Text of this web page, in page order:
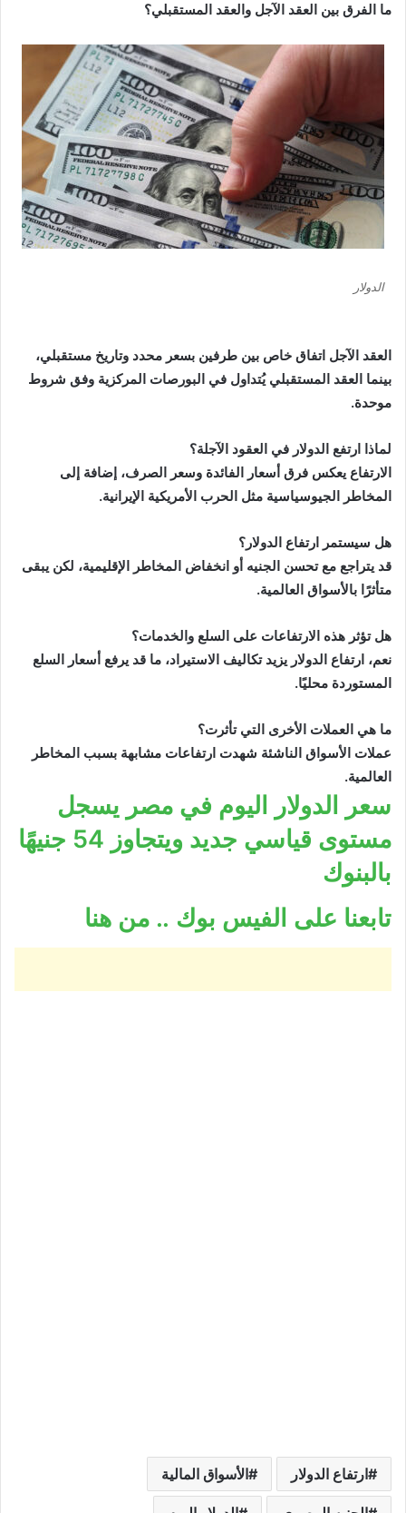
ما الفرق بين العقد الآجل والعقد المستقبلي؟
الدولار
العقد الآجل اتفاق خاص بين طرفين بسعر محدد وتاريخ مستقبلي،
بينما العقد المستقبلي يُتداول في البورصات المركزية وفق شروط
موحدة.
لماذا ارتفع الدولار في العقود الآجلة؟
الارتفاع يعكس فرق أسعار الفائدة وسعر الصرف، إضافة إلى
المخاطر الجيوسياسية مثل الحرب الأمريكية الإيرانية.
هل سيستمر ارتفاع الدولار؟
قد يتراجع مع تحسن الجنيه أو انخفاض المخاطر الإقليمية، لكن يبقى
متأثرًا بالأسواق العالمية.
هل تؤثر هذه الارتفاعات على السلع والخدمات؟
نعم، ارتفاع الدولار يزيد تكاليف الاستيراد، ما قد يرفع أسعار السلع
المستوردة محليًا.
ما هي العملات الأخرى التي تأثرت؟
عملات الأسواق الناشئة شهدت ارتفاعات مشابهة بسبب المخاطر
العالمية.
سعر الدولار اليوم في مصر يسجل
مستوى قياسي جديد ويتجاوز 54 جنيهًا
بالبنوك
تابعنا على الفيس بوك .. من هنا
ارتفاع الدولار الأسواق المالية